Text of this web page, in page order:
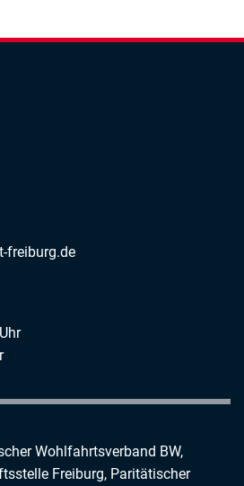
freiburg.de
Wohlfahrtsverband BW,
Freiburg, Paritätischer